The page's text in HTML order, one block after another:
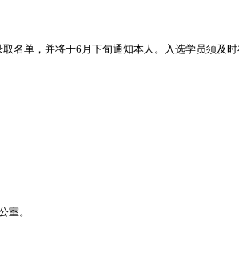
名单，并将于6月下旬通知本人。入选学员须及
室。